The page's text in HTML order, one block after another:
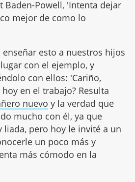
Baden-Powell, 'Intenta dejar
mejor de como lo
esto a nuestros hijos
con el ejemplo, y
con ellos: 'Cariño,
en el trabajo? Resulta
nuevo y la verdad que
mucho con él, ya que
liada, pero hoy le invité a un
un poco más y
más cómodo en la